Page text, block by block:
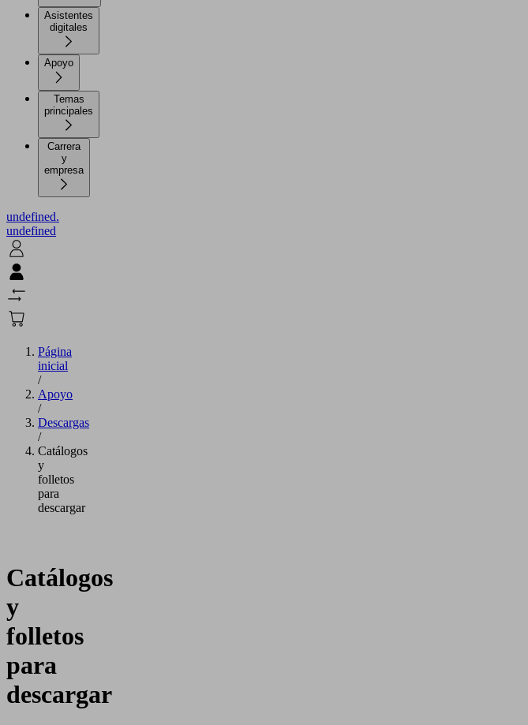
Asistentes
Apoyo
Temas
principales
Carrera
y
empresa
undefined.
undefined
Página
inicial
/
Apoyo
/
Descargas
/
Catálogos
y
folletos
para
descargar
Catálogos
y
folletos
para
descargar